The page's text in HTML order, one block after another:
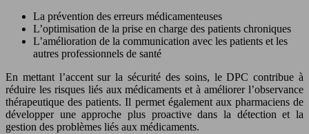
La prévention des erreurs médicamenteuses
L’optimisation de la prise en charge des patients chroniques
L’amélioration de la communication avec les patients et les
autres professionnels de santé
En mettant l’accent sur la sécurité des soins, le DPC contribue à
réduire les risques liés aux médicaments et à améliorer l’observance
thérapeutique des patients. Il permet également aux pharmaciens de
développer une approche plus proactive dans la détection et la
gestion des problèmes liés aux médicaments.